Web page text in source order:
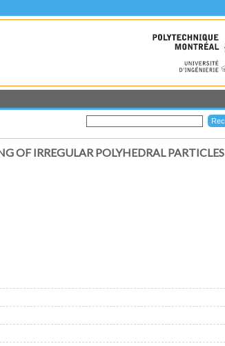
OF IRREGULAR POLYHEDRAL PARTICLES